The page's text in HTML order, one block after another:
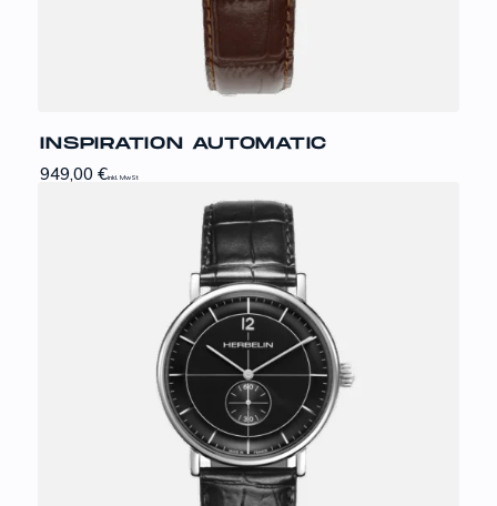
INSPIRATION AUTOMATIC
949,00€inkl. MwSt